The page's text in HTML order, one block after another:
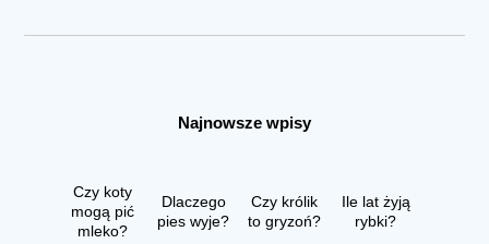
Najnowsze wpisy
Czy koty
mogą pić
mleko?
Dlaczego
pies wyje?
Czy królik
to gryzoń?
Ile lat żyją
rybki?